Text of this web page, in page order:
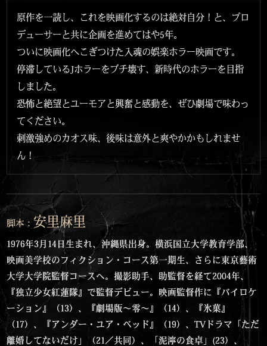
原作を一読し、これを映画化するのは絶対自分！と、プロ
デューサーと共に企画を進めてはや5年。
ついに映画化へこぎつけた入魂の娯楽ホラー映画です。
停滞しているJホラーをブチ壊す、新時代のホラーを目指
しました。
恐怖と絶望とユーモアと興奮と感動を、ぜひ劇場で味わっ
てください。
刺激強めのカオス味、後味は意外と爽やかかもしれませ
ん！
脚本： 安里麻里
1976年3月14日生まれ、沖縄県出身。横浜国立大学教育学部、
映画美学校のフィクション・コース第一期生、さらに東京藝術
大学大学院監督コースへ。撮影助手、助監督を経て2004年、
『独立少女紅蓮隊』で監督デビュー。映画監督作に『バイロケ
ーション』（13）、『劇場版〜零〜』（14）、『氷菓』
（17）、『アンダー・ユア・ベッド』（19）、TVドラマ「ただ
離婚してないだけ」（21／共同）、「泥濘の食卓」(23）、